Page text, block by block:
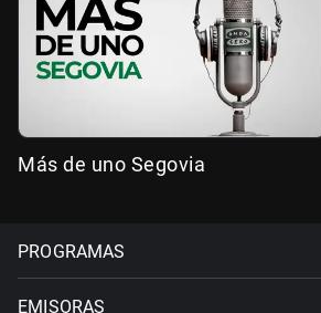
Más de uno Segovia
PROGRAMAS
EMISORAS